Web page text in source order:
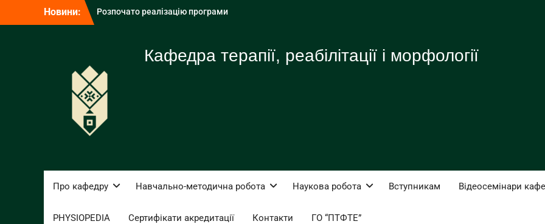
Новини:
військовослужбовцями в освітній
СтефаникФест: Next Level
КНУВС долучився до Всеукраїнської
ініціативи STEM DAY 2026
Кафедра терапії, реабілітації і морфології
Про кафедру Навчально-методична робота Наукова робота Вступникам Відеосемінари
PHYSIOPEDIA Сертифікати акредитації Контакти ГО “ПТФТЕ”